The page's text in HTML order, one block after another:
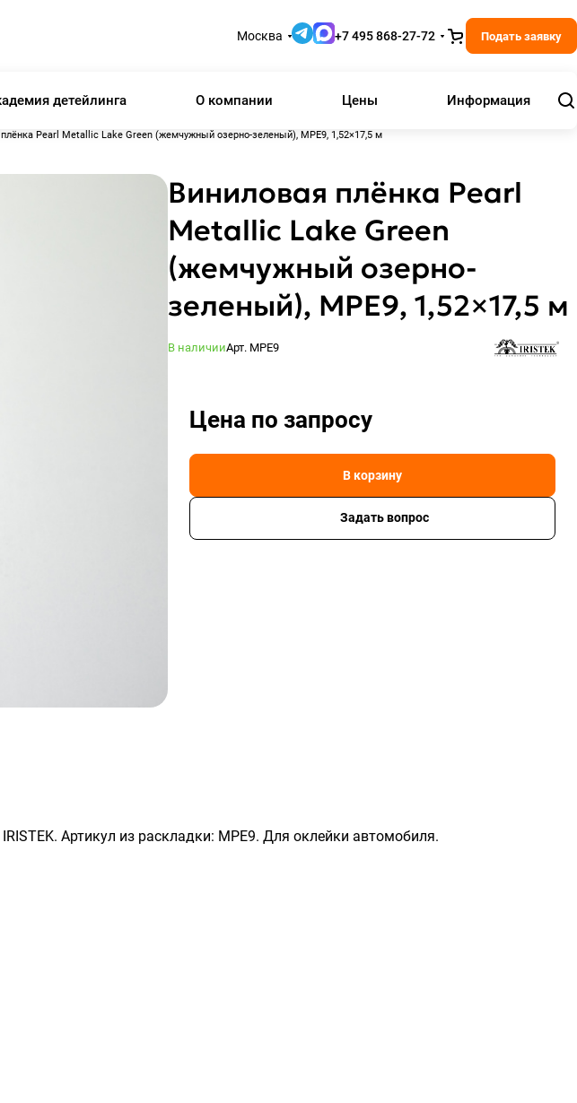
Москва +7 495 868-27-72 Подать заявку
детейлинга О компании Цены Информация
плёнка Pearl Metallic Lake Green (жемчужный озерно-зеленый), MPE9, 1,52×17,5 м
Виниловая плёнка Pearl
Metallic Lake Green
(жемчужный озерно-
зеленый), MPE9, 1,52×17,5 м
В наличииАрт. MPE9
Цена по запросу
В корзину
Задать вопрос
Артикул из раскладки: MPE9. Для оклейки автомобиля.